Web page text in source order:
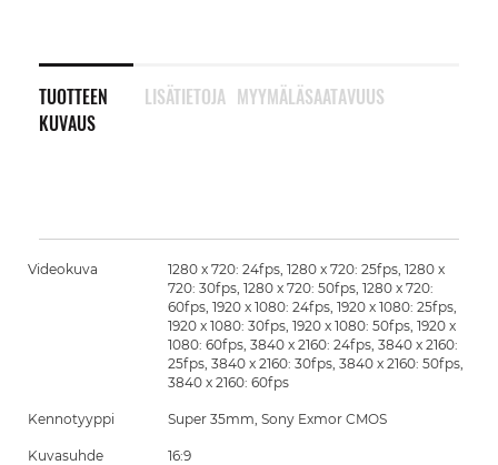
TUOTTEEN
KUVAUS
LISÄTIETOJA MYYMÄLÄSAATAVUUS
Videokuva
1280 x 720: 24fps, 1280 x 720: 25fps, 1280 x
720: 30fps, 1280 x 720: 50fps, 1280 x 720:
60fps, 1920 x 1080: 24fps, 1920 x 1080: 25fps,
1920 x 1080: 30fps, 1920 x 1080: 50fps, 1920 x
1080: 60fps, 3840 x 2160: 24fps, 3840 x 2160:
25fps, 3840 x 2160: 30fps, 3840 x 2160: 50fps,
3840 x 2160: 60fps
Kennotyyppi Super 35mm, Sony Exmor CMOS
Kuvasuhde 16:9